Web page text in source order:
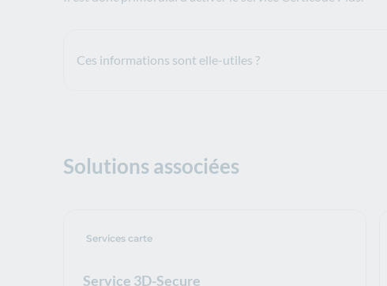
Ces informations sont elle-utiles ?
Solutions associées
Service 3D-Secure
Services carte